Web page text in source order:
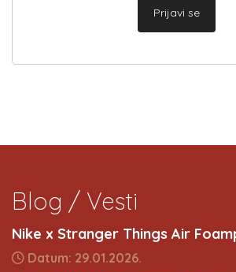
Prijavi se
Blog / Vesti
Nike x Stranger Things Air
Datum: 29.01.2026.